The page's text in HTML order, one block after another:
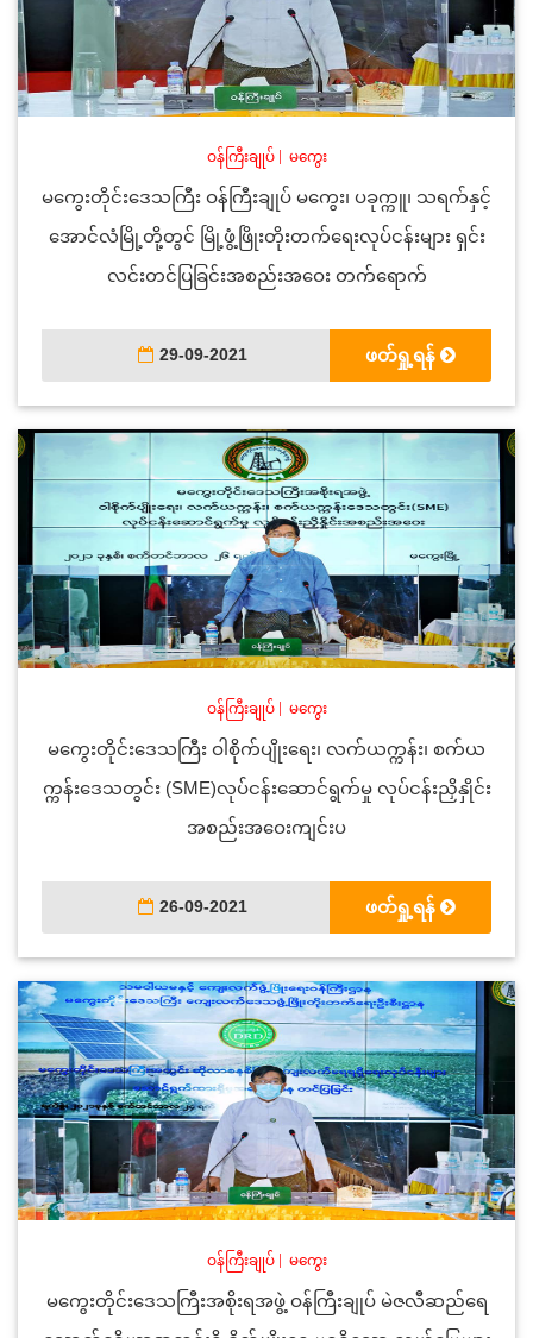
ဝန်ကြီးချုပ်| မကွေး
မကွေးတိုင်းဒေသကြီး ဝန်ကြီးချုပ် မကွေး၊ ပခုက္ကူ၊ သရက်နှင့်
အောင်လံမြို့တို့တွင် မြို့ဖွံ့ဖြိုးတိုးတက်ရေးလုပ်ငန်းများ ရှင်း
လင်းတင်ပြခြင်းအစည်းအဝေး တက်ရောက်
29-09-2021 ဖတ်ရှု့ရန်
ဝန်ကြီးချုပ်| မကွေး
မကွေးတိုင်းဒေသကြီး ဝါစိုက်ပျိုးရေး၊ လက်ယက္ကန်း၊ စက်ယ
က္ကန်းဒေသတွင်း (SME)လုပ်ငန်းဆောင်ရွက်မှု လုပ်ငန်းညှိနှိုင်း
အစည်းအဝေးကျင်းပ
26-09-2021 ဖတ်ရှု့ရန်
ဝန်ကြီးချုပ်| မကွေး
မကွေးတိုင်းဒေသကြီးအစိုးရအဖွဲ့ ဝန်ကြီးချုပ် မဲဇလီဆည်ရေ